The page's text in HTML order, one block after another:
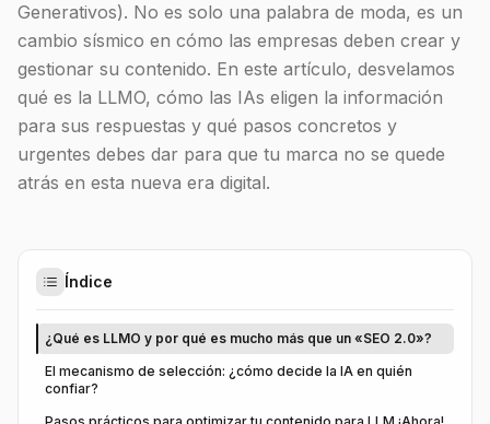
Generativos). No es solo una palabra de moda, es un
cambio sísmico en cómo las empresas deben crear y
gestionar su contenido. En este artículo, desvelamos
qué es la LLMO, cómo las IAs eligen la información
para sus respuestas y qué pasos concretos y
urgentes debes dar para que tu marca no se quede
atrás en esta nueva era digital.
Índice
¿Qué es LLMO y por qué es mucho más que un «SEO 2.0»?
El mecanismo de selección: ¿cómo decide la IA en quién
confiar?